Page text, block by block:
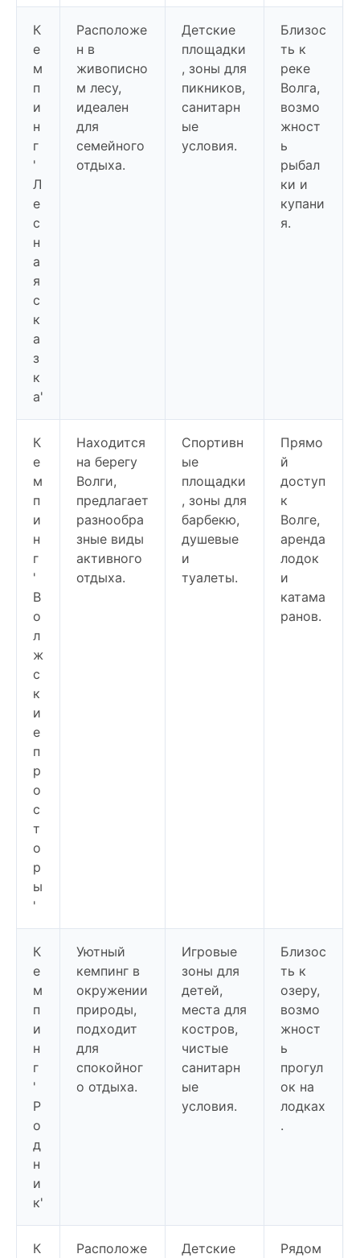
К
е
м
п
и
н
г
'
Л
е
с
н
а
я
с
к
а
з
к
а'
Расположе
н в
живописно
м лесу,
идеален
для
семейного
отдыха.
Детские
площадки
, зоны для
пикников,
санитарн
ые
условия.
Близос
ть к
реке
Волга,
возмо
жност
ь
рыбал
ки и
купани
я.
К
е
м
п
и
н
г
'
В
о
л
ж
с
к
и
е
п
р
о
с
т
о
р
ы
'
Находится
на берегу
Волги,
предлагает
разнообра
зные виды
активного
отдыха.
Спортивн
ые
площадки
, зоны для
барбекю,
душевые
и
туалеты.
Прямо
й
доступ
к
Волге,
аренда
лодок
и
катама
ранов.
К
е
м
п
и
н
г
'
Р
о
д
н
и
к'
Уютный
кемпинг в
окружении
природы,
подходит
для
спокойног
о отдыха.
Игровые
зоны для
детей,
места для
костров,
чистые
санитарн
ые
условия.
Близос
ть к
озеру,
возмо
жност
ь
прогул
ок на
лодках
.
К
Расположе
Детские
Рядом